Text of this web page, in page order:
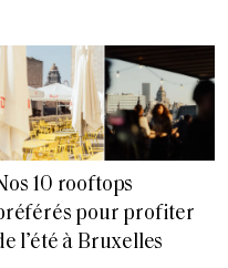
10 rooftops
pour profiter
l’été à Bruxelles